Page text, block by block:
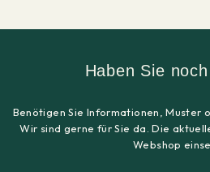
Haben Sie
Benötigen Sie Informationen, Muster
Wir sind gerne für Sie da. Die
Webshop